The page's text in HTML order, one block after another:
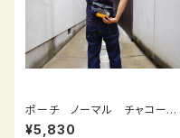
ポーチ ノーマル チャコール×
カーキ×紺×ベージュ×黄
¥5,830